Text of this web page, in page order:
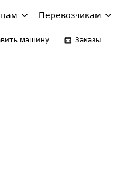
Перевозчикам
машину Заказы